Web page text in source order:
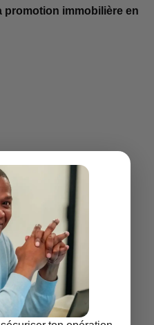
promotion immobilière en